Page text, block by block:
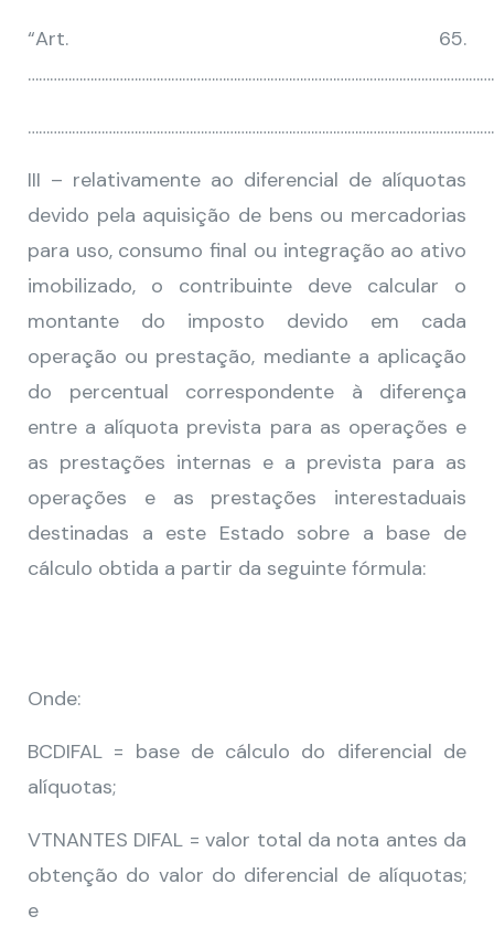
“Art. 65.
III – relativamente ao diferencial de alíquotas
devido pela aquisição de bens ou mercadorias
para uso, consumo final ou integração ao ativo
imobilizado, o contribuinte deve calcular o
montante do imposto devido em cada
operação ou prestação, mediante a aplicação
do percentual correspondente à diferença
entre a alíquota prevista para as operações e
as prestações internas e a prevista para as
operações e as prestações interestaduais
destinadas a este Estado sobre a base de
cálculo obtida a partir da seguinte fórmula:
Onde:
BCDIFAL = base de cálculo do diferencial de
alíquotas;
VTNANTES DIFAL = valor total da nota antes da
obtenção do valor do diferencial de alíquotas;
e